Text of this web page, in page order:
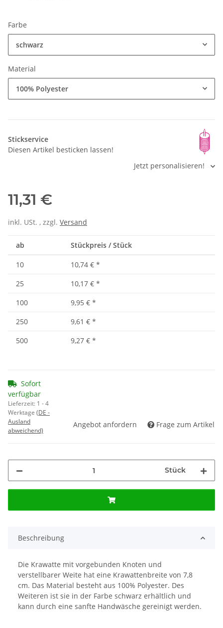
Farbe
schwarz
Material
100% Polyester
Stickservice
Diesen Artikel besticken lassen!
Jetzt personalisieren!
11,31 €
inkl. USt. , zzgl. Versand
ab Stückpreis / Stück
10 10,74 € *
25
10,17 € *
100
9,95 € *
250
9,61 € *
500
9,27 € *
Sofort
verfügbar
Lieferzeit: 1 - 4
Werktage (DE -
Ausland
abweichend)
Angebot anfordern Frage zum Artikel
Stück
Beschreibung
Die Krawatte mit vorgebunden Knoten und
verstellbarer Weite hat eine Krawattenbreite von 7,8
cm. Das Material besteht aus 100% Polyester. Des
Weiteren ist sie in der Farbe schwarz erhältlich und
kann durch eine sanfte Handwäsche gereinigt werden.